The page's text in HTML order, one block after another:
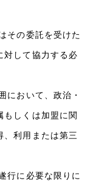
その委託を受けた
対して協力する必
において、政治・
もしくは加盟に関
、利用または第三
行に必要な限りに